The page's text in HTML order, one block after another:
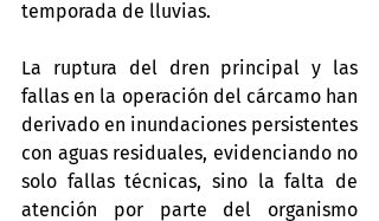
temporada de lluvias.
La ruptura del dren principal y las
fallas en la operación del cárcamo han
derivado en inundaciones persistentes
con aguas residuales, evidenciando no
solo fallas técnicas, sino la falta de
atención por parte del organismo